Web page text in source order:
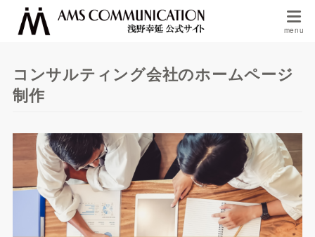
コンサルティング会社のホームページ
制作